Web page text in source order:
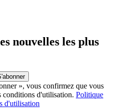
nouvelles les plus
», vous confirmez que vous
conditions d'utilisation. Politique
d'utilisation